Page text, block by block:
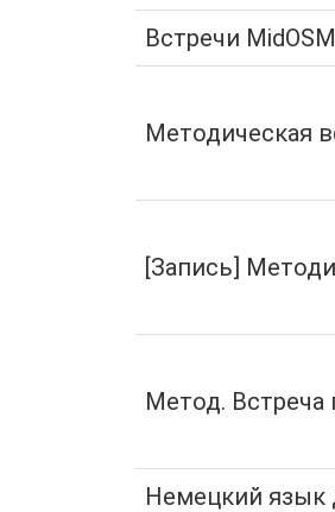
Встречи
Методическая
[Запись]
Метод. Встреча
Немецкий язык